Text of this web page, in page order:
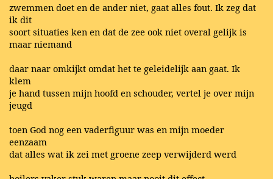
zwemmen doet en de ander niet, gaat alles fout. Ik zeg dat
ik dit
soort situaties ken en dat de zee ook niet overal gelijk is
maar niemand
daar naar omkijkt omdat het te geleidelijk aan gaat. Ik
klem
je hand tussen mijn hoofd en schouder, vertel je over mijn
jeugd
toen God nog een vaderfiguur was en mijn moeder
eenzaam
dat alles wat ik zei met groene zeep verwijderd werd